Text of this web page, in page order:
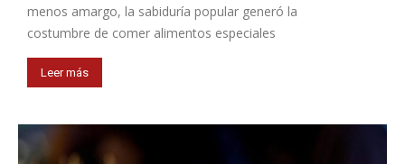
menos amargo, la sabiduría popular generó la
costumbre de comer alimentos especiales
Leer más